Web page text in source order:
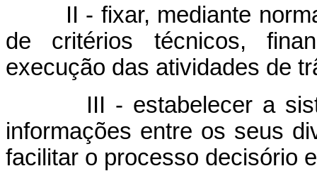
II - fixar, mediante
de critérios técnicos,
execução das atividades de
III - estabelecer a
informações entre os seus
facilitar o processo decisório